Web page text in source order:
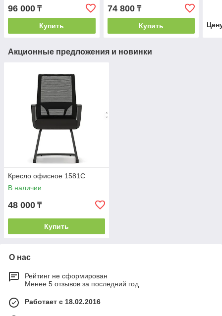
96 000 ₸
Купить
74 800₸
Купить
Акционные предложения и новинки
Кресло офисное 1581С
В наличии
48 000 ₸
Купить
О нас
Рейтинг не сформирован
Менее 5 отзывов за последний год
Работает с 18.02.2016